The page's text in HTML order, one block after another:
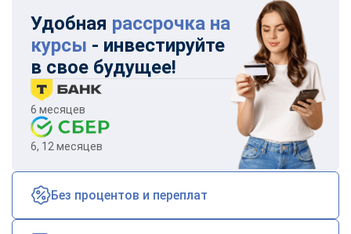
Удобная рассрочка на
курсы - инвестируйте
в свое будущее!
6 месяцев
6, 12 месяцев
Без процентов и переплат